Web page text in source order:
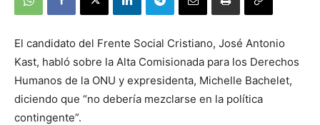
El candidato del Frente Social Cristiano, José Antonio
Kast, habló sobre la Alta Comisionada para los Derechos
Humanos de la ONU y expresidenta, Michelle Bachelet,
diciendo que “no debería mezclarse en la política
contingente”.